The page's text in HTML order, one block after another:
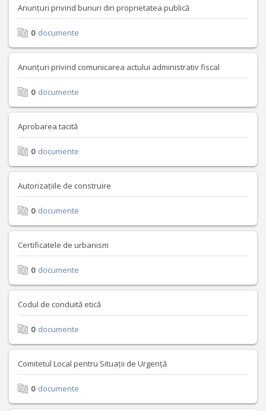
Anunțuri privind bunuri din proprietatea publică
0 documente
Anunțuri privind comunicarea actului administrativ fiscal
0 documente
Aprobarea tacită
0 documente
Autorizațiile de construire
0 documente
Certificatele de urbanism
0 documente
Codul de conduită etică
0 documente
Comitetul Local pentru Situații de Urgență
0 documente